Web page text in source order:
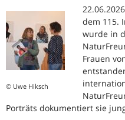
© Uwe Hiksch
dem 115.
wurde in
Frauen
Porträts dokumentiert sie